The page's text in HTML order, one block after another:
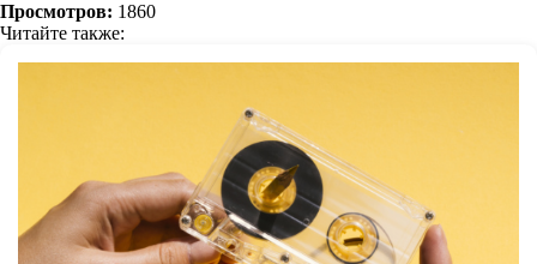
Просмотров: 1860
Читайте также: